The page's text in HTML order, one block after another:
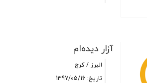
آزار دیده‌ام
البرز / کرج
تاریخ: 1397/05/16